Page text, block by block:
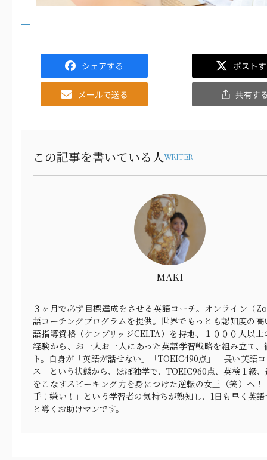
Facebook
Twitter
Email
共
有
この記事を書いている人WRITER
MAKI
３ヶ月で必ず目標達成をさせる英語コーチ。オンライン（
語コーチングプログラムを提供。世界でもっとも認知度の高
語指導資格（ケンブリッジCELTA）を持地、１０００人以
経験から、お一人お一人にあった英語学習戦略を組み立て、
ト。自身が「英語が話せない」「TOEIC490点」「長い英語
ス」という状態から、ほぼ独学で、TOEIC960点、英検１級
をこなすスピーキング力を身につけた逆転の女王（笑）へ
手！嫌い！」という学習者の気持ちが熟知し、1日も早く英
と導くお助けマンです。